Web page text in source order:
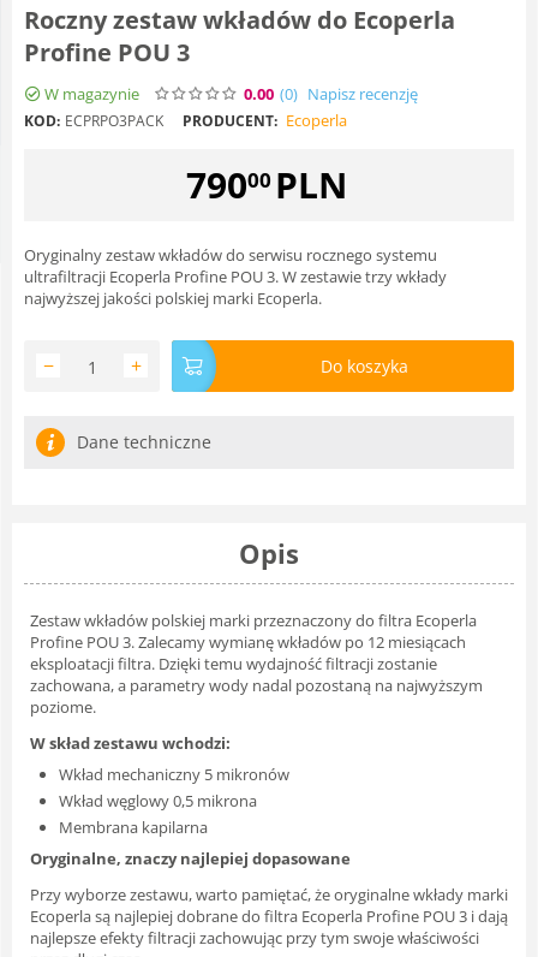
Roczny zestaw wkładów do Ecoperla
Profine POU 3
W magazynie 0.00 (0) Napisz recenzję
KOD: ECPRPO3PACK PRODUCENT: Ecoperla
79000 PLN
Oryginalny zestaw wkładów do serwisu rocznego systemu
ultrafiltracji Ecoperla Profine POU 3. W zestawie trzy wkłady
najwyższej jakości polskiej marki Ecoperla.
+
− Do koszyka
Dane techniczne
Opis
Zestaw wkładów polskiej marki przeznaczony do filtra Ecoperla
Profine POU 3. Zalecamy wymianę wkładów po 12 miesiącach
eksploatacji filtra. Dzięki temu wydajność filtracji zostanie
zachowana, a parametry wody nadal pozostaną na najwyższym
poziome.
W skład zestawu wchodzi:
Wkład mechaniczny 5 mikronów
Wkład węglowy 0,5 mikrona
Membrana kapilarna
Oryginalne, znaczy najlepiej dopasowane
Przy wyborze zestawu, warto pamiętać, że oryginalne wkłady marki
Ecoperla są najlepiej dobrane do filtra Ecoperla Profine POU 3 i dają
najlepsze efekty filtracji zachowując przy tym swoje właściwości